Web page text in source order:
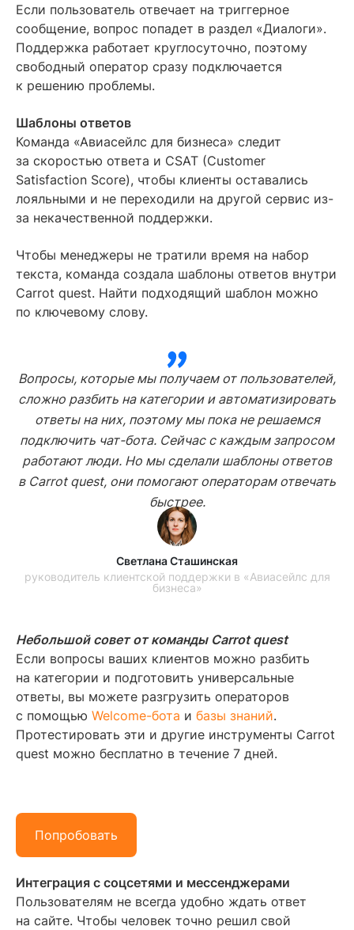
Если пользователь отвечает на триггерное
сообщение, вопрос попадет в раздел «Диалоги».
Поддержка работает круглосуточно, поэтому
свободный оператор сразу подключается
к решению проблемы.
Шаблоны ответов
Команда «Авиасейлс для бизнеса» следит
за скоростью ответа и CSAT (Customer
Satisfaction Score), чтобы клиенты оставались
лояльными и не переходили на другой сервис из-
за некачественной поддержки.
Чтобы менеджеры не тратили время на набор
текста, команда создала шаблоны ответов внутри
Carrot quest. Найти подходящий шаблон можно
по ключевому слову.
Вопросы, которые мы получаем от пользователей,
сложно разбить на категории и автоматизировать
ответы на них, поэтому мы пока не решаемся
подключить чат-бота. Сейчас с каждым запросом
работают люди. Но мы сделали шаблоны ответов
в Carrot quest, они помогают операторам отвечать
быстрее.
Светлана Сташинская
руководитель клиентской поддержки в «Авиасейлс для
бизнеса»
Небольшой совет от команды Carrot quest
Если вопросы ваших клиентов можно разбить
на категории и подготовить универсальные
ответы, вы можете разгрузить операторов
с помощью Welcome-бота и базы знаний.
Протестировать эти и другие инструменты Carrot
quest можно бесплатно в течение 7 дней.
Попробовать
Интеграция с соцсетями и мессенджерами
Пользователям не всегда удобно ждать ответ
на сайте. Чтобы человек точно решил свой